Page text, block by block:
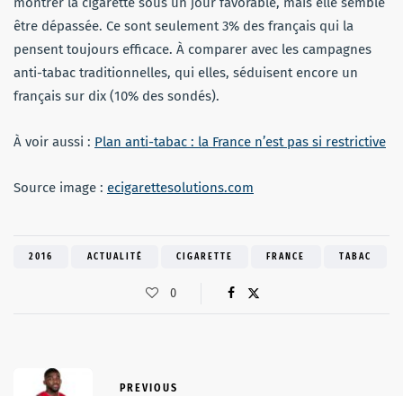
être dépassée. Ce sont seulement 3% des français qui la
pensent toujours efficace. À comparer avec les campagnes
anti-tabac traditionnelles, qui elles, séduisent encore un
français sur dix (10% des sondés).
À voir aussi : Plan anti-tabac : la France n’est pas si restrictive
Source image : ecigarettesolutions.com
2016 ACTUALITÉ CIGARETTE FRANCE TABAC
0
PREVIOUS